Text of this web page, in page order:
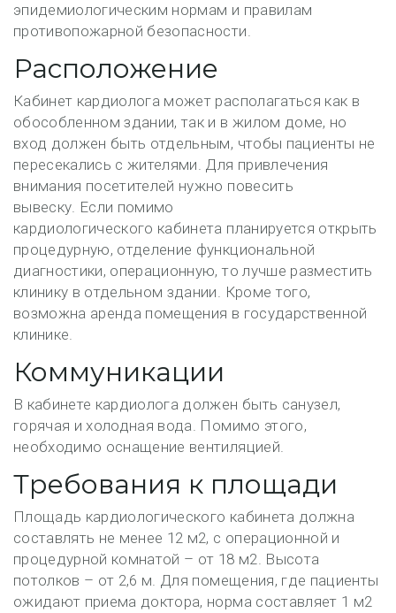
эпидемиологическим нормам и правилам
противопожарной безопасности.
Расположение
Кабинет кардиолога может располагаться как в
обособленном здании, так и в жилом доме, но
вход должен быть отдельным, чтобы пациенты не
пересекались с жителями. Для привлечения
внимания посетителей нужно повесить
вывеску. Если помимо
кардиологического кабинета планируется открыть
процедурную, отделение функциональной
диагностики, операционную, то лучше разместить
клинику в отдельном здании. Кроме того,
возможна аренда помещения в государственной
клинике.
Коммуникации
В кабинете кардиолога должен быть санузел,
горячая и холодная вода. Помимо этого,
необходимо оснащение вентиляцией.
Требования к площади
Площадь кардиологического кабинета должна
составлять не менее 12 м2, с операционной и
процедурной комнатой – от 18 м2. Высота
потолков – от 2,6 м. Для помещения, где пациенты
ожидают приема доктора, норма составляет 1 м2